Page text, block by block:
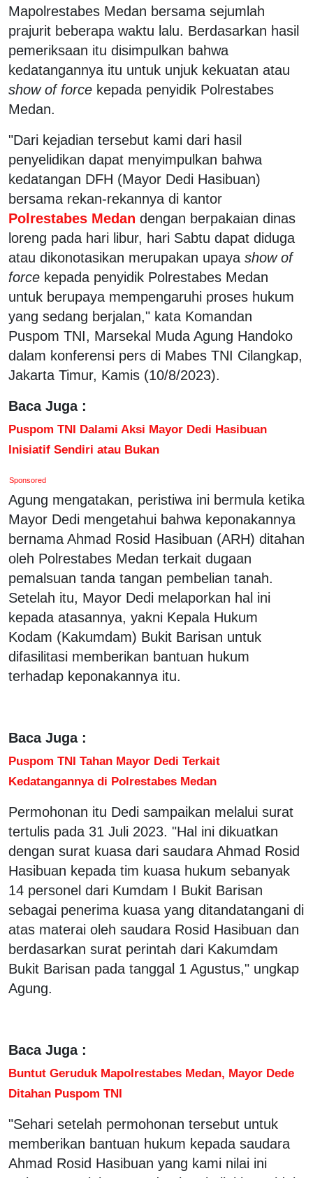
Mapolrestabes Medan bersama sejumlah
prajurit beberapa waktu lalu. Berdasarkan hasil
pemeriksaan itu disimpulkan bahwa
kedatangannya itu untuk unjuk kekuatan atau
show of force kepada penyidik Polrestabes
Medan.
"Dari kejadian tersebut kami dari hasil
penyelidikan dapat menyimpulkan bahwa
kedatangan DFH (Mayor Dedi Hasibuan)
bersama rekan-rekannya di kantor
Polrestabes Medan dengan berpakaian dinas
loreng pada hari libur, hari Sabtu dapat diduga
atau dikonotasikan merupakan upaya show of
force kepada penyidik Polrestabes Medan
untuk berupaya mempengaruhi proses hukum
yang sedang berjalan," kata Komandan
Puspom TNI, Marsekal Muda Agung Handoko
dalam konferensi pers di Mabes TNI Cilangkap,
Jakarta Timur, Kamis (10/8/2023).
Baca Juga :
Puspom TNI Dalami Aksi Mayor Dedi Hasibuan
Inisiatif Sendiri atau Bukan
Sponsored
Agung mengatakan, peristiwa ini bermula ketika
Mayor Dedi mengetahui bahwa keponakannya
bernama Ahmad Rosid Hasibuan (ARH) ditahan
oleh Polrestabes Medan terkait dugaan
pemalsuan tanda tangan pembelian tanah.
Setelah itu, Mayor Dedi melaporkan hal ini
kepada atasannya, yakni Kepala Hukum
Kodam (Kakumdam) Bukit Barisan untuk
difasilitasi memberikan bantuan hukum
terhadap keponakannya itu.
Baca Juga :
Puspom TNI Tahan Mayor Dedi Terkait
Kedatangannya di Polrestabes Medan
Permohonan itu Dedi sampaikan melalui surat
tertulis pada 31 Juli 2023. "Hal ini dikuatkan
dengan surat kuasa dari saudara Ahmad Rosid
Hasibuan kepada tim kuasa hukum sebanyak
14 personel dari Kumdam I Bukit Barisan
sebagai penerima kuasa yang ditandatangani di
atas materai oleh saudara Rosid Hasibuan dan
berdasarkan surat perintah dari Kakumdam
Bukit Barisan pada tanggal 1 Agustus," ungkap
Agung.
Baca Juga :
Buntut Geruduk Mapolrestabes Medan, Mayor Dede
Ditahan Puspom TNI
"Sehari setelah permohonan tersebut untuk
memberikan bantuan hukum kepada saudara
Ahmad Rosid Hasibuan yang kami nilai ini